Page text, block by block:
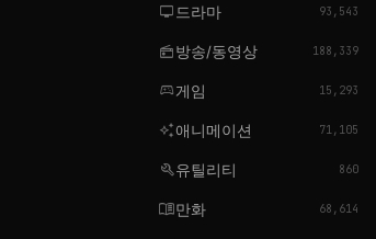
tv 드라마 93,543
radio방송/동영상 188,339
sports_esports게임 15,293
auto_awesome애니메이션 71,105
build유틸리티 860
menu_book만화 68,614